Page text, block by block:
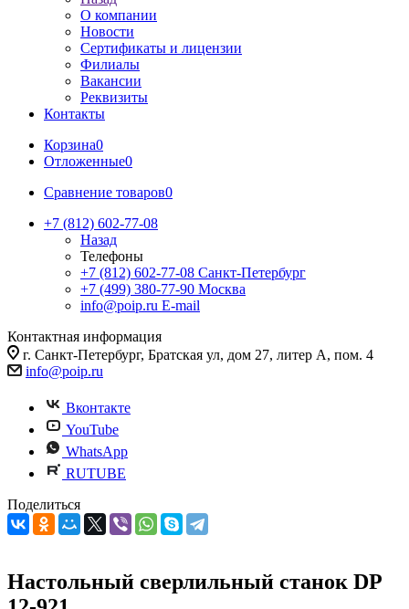
О компании
Новости
Сертификаты и лицензии
Филиалы
Вакансии
Реквизиты
Контакты
Корзина0
Отложенные0
Сравнение товаров0
+7 (812) 602-77-08
Назад
Телефоны
+7 (812) 602-77-08 Санкт-Петербург
+7 (499) 380-77-90 Москва
info@poip.ru E-mail
Контактная информация
г. Санкт-Петербург, Братская ул, дом 27, литер А, пом. 4
info@poip.ru
Вконтакте
YouTube
WhatsApp
RUTUBE
Поделиться
Настольный сверлильный станок DP